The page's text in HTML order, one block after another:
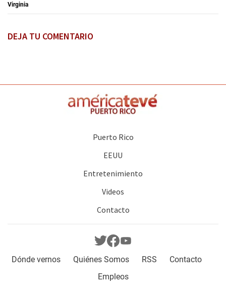
Virginia
DEJA TU COMENTARIO
Puerto Rico
EEUU
Entretenimiento
Videos
Contacto
Dónde vernos Quiénes Somos RSS
Contacto
Empleos